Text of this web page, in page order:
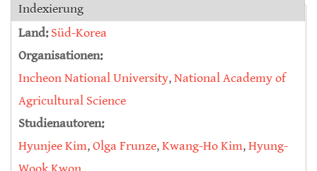
Indexierung
Land:Süd-Korea
Organisationen:
Incheon National University,National Academy of
Agricultural Science
Studienautoren:
Hyunjee Kim,Olga Frunze,Kwang-Ho Kim,Hyung-